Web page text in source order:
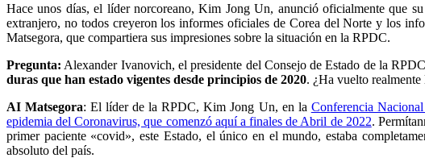
Hace unos días, el líder norcoreano, Kim Jong Un, anunció oficialmente que
extranjero, no todos creyeron los informes oficiales de Corea del Norte y los
Matsegora, que compartiera sus impresiones sobre la situación en la RPDC.
Pregunta: Alexander Ivanovich, el presidente del Consejo de Estado de la
duras que han estado vigentes desde principios de 2020. ¿Ha vuelto
AI Matsegora: El líder de la RPDC, Kim Jong Un, en la Conferencia
epidemia del Coronavirus, que comenzó aquí a finales de Abril de 2022.
primer paciente «covid», este Estado, el único en el mundo, estaba
absoluto del país.